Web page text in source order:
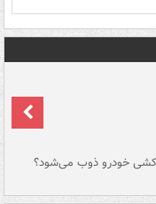
خودرو ذوب می‌شود؟